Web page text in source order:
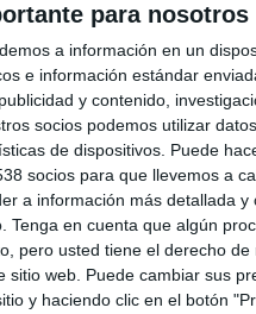
para nosotros
a información en un
e información estándar
y contenido,
socios podemos utilizar
de dispositivos. Puede
socios para que llevemos a
a información más detallada y
Tenga en cuenta que algún
pero usted tiene el derecho de
web. Puede cambiar sus
y haciendo clic en el botón